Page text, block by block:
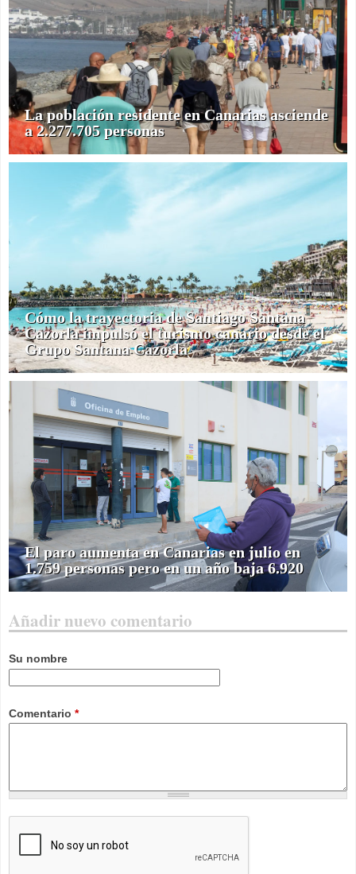
La población residente en Canarias asciende
a 2.277.705 personas
Cómo la trayectoria de Santiago Santana
Cazorla impulsó el turismo canario desde el
Grupo Santana Cazorla
El paro aumenta en Canarias en julio en
1.759 personas pero en un año baja 6.920
Añadir nuevo comentario
Su nombre
Comentario *